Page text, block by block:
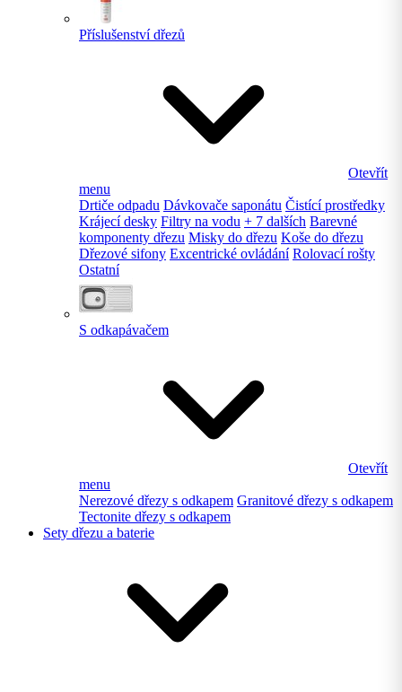
Příslušenství dřezů
Otevřít
menu
Drtiče odpadu Dávkovače saponátu Čistící prostředky
Krájecí desky Filtry na vodu + 7 dalších Barevné
komponenty dřezu Misky do dřezu Koše do dřezu
Dřezové sifony Excentrické ovládání Rolovací rošty
Ostatní
S odkapávačem
Otevřít
menu
Nerezové dřezy s odkapem Granitové dřezy s odkapem
Tectonite dřezy s odkapem
Sety dřezu a baterie